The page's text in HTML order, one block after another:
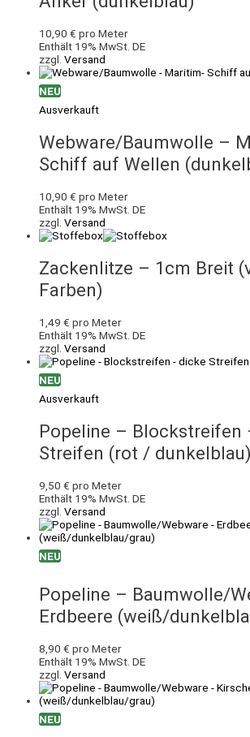
10,90 € pro Meter
Enthält 19% MwSt. DE
zzgl. Versand
NEU
Ausverkauft
Webware/Baumwolle –
Schiff auf Wellen
10,90 € pro Meter
Enthält 19% MwSt. DE
zzgl. Versand
Zackenlitze – 1cm Breit
Farben)
1,49 € pro Meter
Enthält 19% MwSt. DE
zzgl. Versand
NEU
Ausverkauft
Popeline – Blockstreifen
Streifen (rot / dunkelblau)
9,50 € pro Meter
Enthält 19% MwSt. DE
zzgl. Versand
NEU
Popeline – Baumwolle/
Erdbeere (weiß/
8,90 € pro Meter
Enthält 19% MwSt. DE
zzgl. Versand
NEU